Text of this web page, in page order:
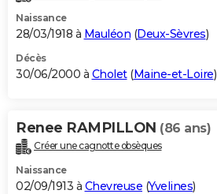
Naissance
28/03/1918 à Mauléon (Deux-Sèvres)
Décès
30/06/2000 à Cholet(Maine-et-Loire)
Renee RAMPILLON (86 ans)
Créer une cagnotte obsèques
Naissance
02/09/1913 à Chevreuse (Yvelines)